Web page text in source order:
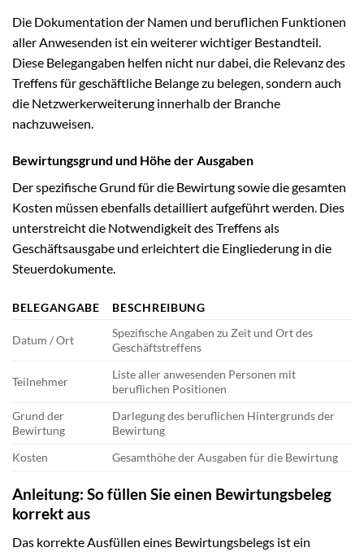
Die Dokumentation der Namen und beruflichen Funktionen
aller Anwesenden ist ein weiterer wichtiger Bestandteil.
Diese Belegangaben helfen nicht nur dabei, die Relevanz des
Treffens für geschäftliche Belange zu belegen, sondern auch
die Netzwerkerweiterung innerhalb der Branche
nachzuweisen.
Bewirtungsgrund und Höhe der Ausgaben
Der spezifische Grund für die Bewirtung sowie die gesamten
Kosten müssen ebenfalls detailliert aufgeführt werden. Dies
unterstreicht die Notwendigkeit des Treffens als
Geschäftsausgabe und erleichtert die Eingliederung in die
Steuerdokumente.
BELEGANGABE BESCHREIBUNG
Datum / Ort
Spezifische Angaben zu Zeit und Ort des
Geschäftstreffens
Teilnehmer
Liste aller anwesenden Personen mit
beruflichen Positionen
Grund der
Bewirtung
Darlegung des beruflichen Hintergrunds der
Bewirtung
Kosten
Gesamthöhe der Ausgaben für die Bewirtung
Anleitung: So füllen Sie einen Bewirtungsbeleg
korrekt aus
Das korrekte Ausfüllen eines Bewirtungsbelegs ist ein